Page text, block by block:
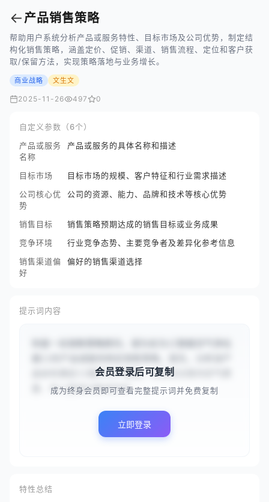
← 产品销售策略
帮助用户系统分析产品或服务特性、目标市场及公司优势，制定结
构化销售策略，涵盖定价、促销、渠道、销售流程、定位和客户获
取/保留方法，实现策略落地与业务增长。
商业战略 文生文
2025-11-26 497 0
自定义参数（6个）
产品或服务
名称
产品或服务的具体名称和描述
目标市场
目标市场的规模、客户特征和行业需求描述
公司核心优
势
公司的资源、能力、品牌和技术等核心优势
销售目标
销售策略预期达成的销售目标或业务成果
竞争环境
行业竞争态势、主要竞争者及差异化参考信息
销售渠道偏
好
偏好的销售渠道选择
提示词内容
品如何满足{{城市中产家庭，尤其关注室内空气质
量、有儿童或过敏成员的...
会员登录后可复制
成为终身会员即可查看完整提示词并免费复制
立即登录
特性总结